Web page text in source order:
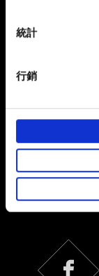
meters
Identify
Find out more
了讓我們蒐集技
推薦合適的內容
參考。不過這些
下方的「設定」
Cookies 的詳細
統計
行銷